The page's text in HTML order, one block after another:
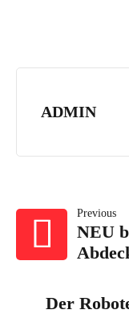
ADMIN
Previous
NEU
Der